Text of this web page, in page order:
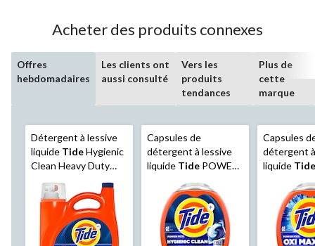
Acheter des produits connexes
Offres
hebdomadaires
Les clients ont
aussi consulté
Vers les
produits
tendances
Plus de
cette
marque
Détergent à lessive
liquide TideHygienic
Clean Heavy Duty
10x, parfum original,
94 brassées, 3,9 L
Capsules de
détergent à lessive
liquide Tide POWER
Heavy Duty 10X,
original, paq. 45
Capsules
détergent
liquide Tide
parfum